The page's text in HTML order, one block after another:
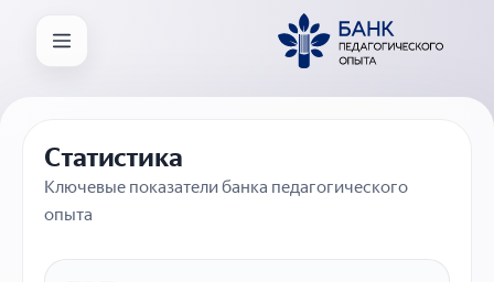
Статистика
Ключевые показатели банка педагогического
опыта